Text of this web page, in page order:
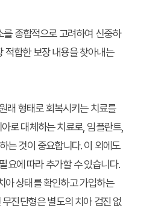
종합적으로 고려하여 신중하
적합한 보장 내용을 찾아내는
래 형태로 회복시키는 치료를
로 대체하는 치료로, 임플란트,
는 것이 중요합니다. 이 외에도
요에 따라 추가할 수 있습니다.
아 상태를 확인하고 가입하는
진단형은 별도의 치아 검진 없